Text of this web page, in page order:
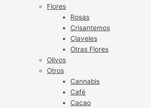
Flores
Rosas
Crisantemos
Claveles
Otras Flores
Olivos
Otros
Cannabis
Café
Cacao